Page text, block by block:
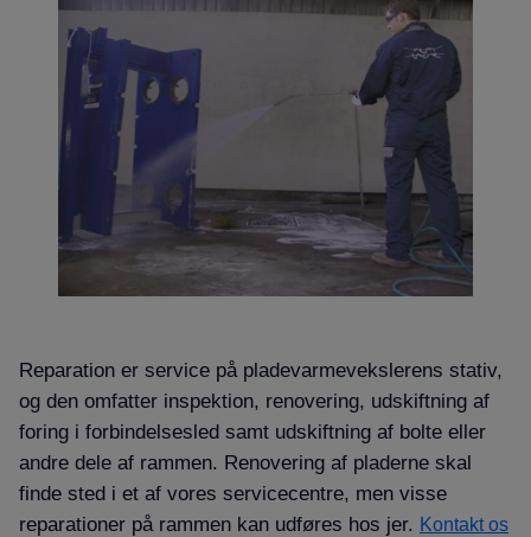
Reparation er service på pladevarmevekslerens stativ,
og den omfatter inspektion, renovering, udskiftning af
foring i forbindelsesled samt udskiftning af bolte eller
andre dele af rammen. Renovering af pladerne skal
finde sted i et af vores servicecentre, men visse
reparationer på rammen kan udføres hos jer. Kontakt os